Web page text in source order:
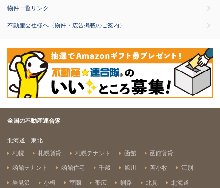
物件一覧リンク
不動産会社様へ（物件・広告掲載のご案内）
全国の不動産連合隊
北海道・東北
札幌
札幌賃貸 札幌テナント 函館 函館賃貸
函館テナント 函館住宅 千歳 旭川 苫小牧 江別
岩見沢 小樽 室蘭 帯広 釧路 北見 北海道